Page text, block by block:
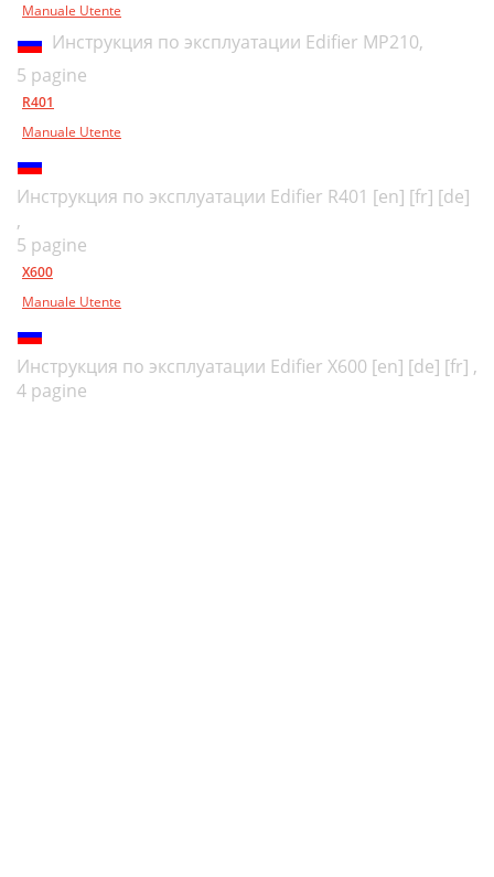
Manuale Utente
Инструкция по эксплуатации Edifier MP210,
5 pagine
R401
Manuale Utente
Инструкция по эксплуатации Edifier R401 [en] [fr] [de]
,
5 pagine
X600
Manuale Utente
Инструкция по эксплуатации Edifier X600 [en] [de] [fr] ,
4 pagine